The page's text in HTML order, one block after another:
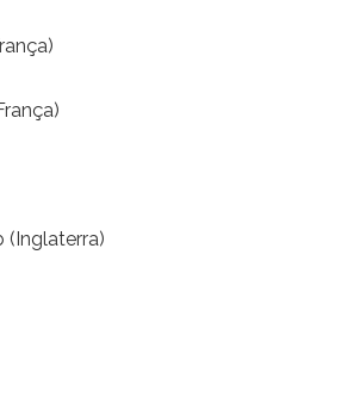
(Inglaterra)